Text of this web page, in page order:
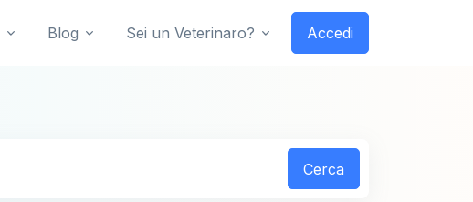
Blog Sei un Veterinaro? Accedi
Cerca